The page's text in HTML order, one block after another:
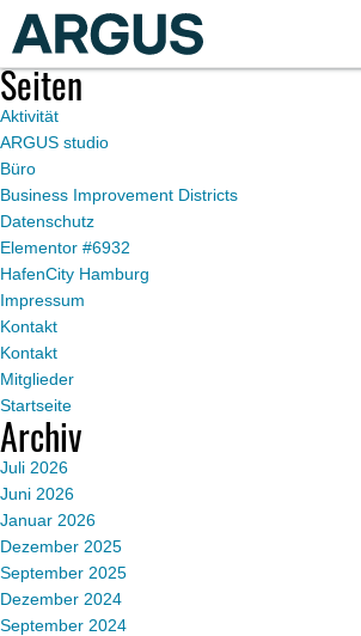
Du befindest dich im Blogarchiv von
Seiten
Aktivität
ARGUS studio
Büro
Business Improvement Districts
Datenschutz
Elementor #6932
HafenCity Hamburg
Impressum
Kontakt
Kontakt
Mitglieder
Startseite
Archiv
Juli 2026
Juni 2026
Januar 2026
Dezember 2025
September 2025
Dezember 2024
September 2024